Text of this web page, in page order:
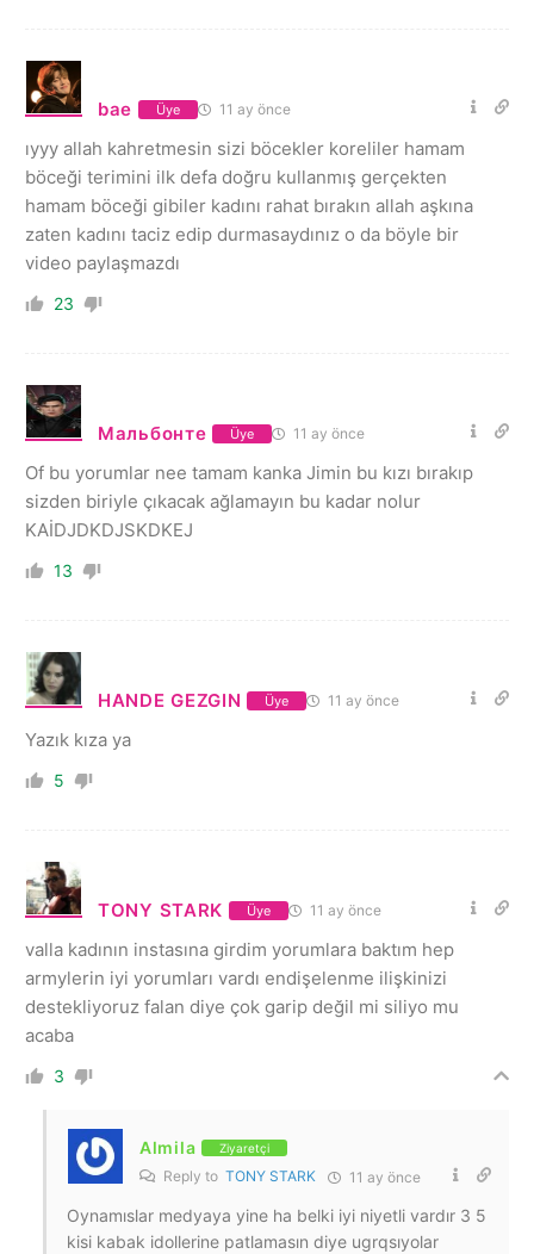
bae Üye 11 ay önce
ıyyy allah kahretmesin sizi böcekler koreliler hamam
böceği terimini ilk defa doğru kullanmış gerçekten
hamam böceği gibiler kadını rahat bırakın allah aşkına
zaten kadını taciz edip durmasaydınız o da böyle bir
video paylaşmazdı
23
Мальбонте Üye 11 ay önce
Of bu yorumlar nee tamam kanka Jimin bu kızı bırakıp
sizden biriyle çıkacak ağlamayın bu kadar nolur
KAİDJDKDJSKDKEJ
13
HANDE GEZGIN Üye 11 ay önce
Yazık kıza ya
5
TONY STARK Üye 11 ay önce
valla kadının instasına girdim yorumlara baktım hep
armylerin iyi yorumları vardı endişelenme ilişkinizi
destekliyoruz falan diye çok garip değil mi siliyo mu
acaba
3
Almila Ziyaretçi
Reply to TONY STARK 11 ay önce
Oynamıslar medyaya yine ha belki iyi niyetli vardır 3 5
kisi kabak idollerine patlamasın diye ugrqsıyolar